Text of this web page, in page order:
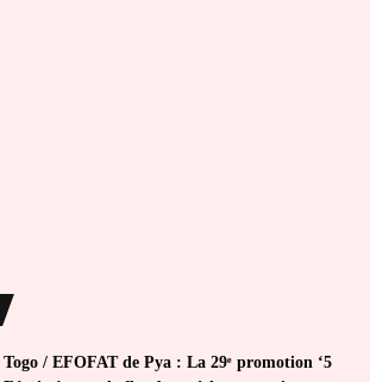
Togo / EFOFAT de Pya : La 29ᵉ promotion ‘5